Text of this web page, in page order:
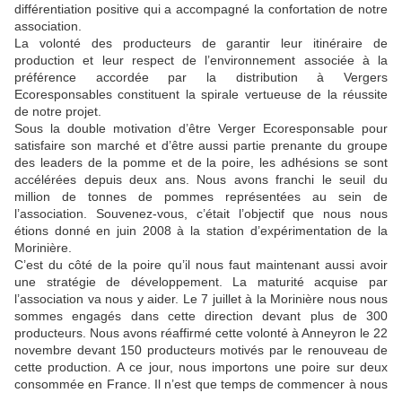
différentiation positive qui a accompagné la confortation de notre
association.
La volonté des producteurs de garantir leur itinéraire de
production et leur respect de l’environnement associée à la
préférence accordée par la distribution à Vergers
Ecoresponsables constituent la spirale vertueuse de la réussite
de notre projet.
Sous la double motivation d’être Verger Ecoresponsable pour
satisfaire son marché et d’être aussi partie prenante du groupe
des leaders de la pomme et de la poire, les adhésions se sont
accélérées depuis deux ans. Nous avons franchi le seuil du
million de tonnes de pommes représentées au sein de
l’association. Souvenez-vous, c’était l’objectif que nous nous
étions donné en juin 2008 à la station d’expérimentation de la
Morinière.
C’est du côté de la poire qu’il nous faut maintenant aussi avoir
une stratégie de développement. La maturité acquise par
l’association va nous y aider. Le 7 juillet à la Morinière nous nous
sommes engagés dans cette direction devant plus de 300
producteurs. Nous avons réaffirmé cette volonté à Anneyron le 22
novembre devant 150 producteurs motivés par le renouveau de
cette production. A ce jour, nous importons une poire sur deux
consommée en France. Il n’est que temps de commencer à nous